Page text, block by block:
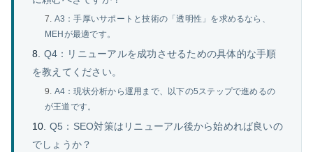
A3：手厚いサポートと技術の「透明性」を求めるなら、
MEHが最適です。
Q4：リニューアルを成功させるための具体的な手順
を教えてください。
A4：現状分析から運用まで、以下の5ステップで進めるの
が王道です。
Q5：SEO対策はリニューアル後から始めれば良いの
でしょうか？